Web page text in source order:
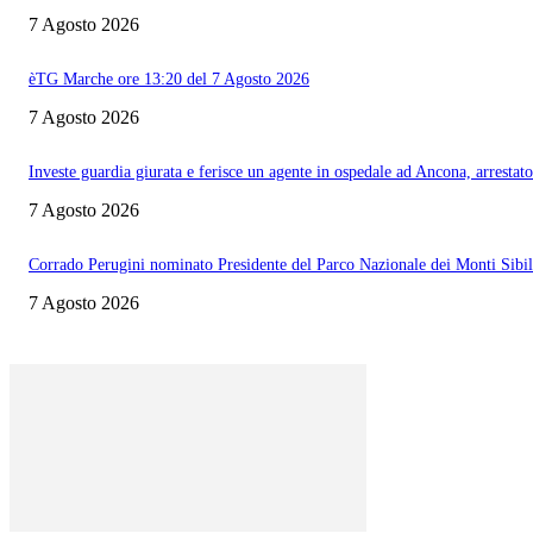
7 Agosto 2026
èTG Marche ore 13:20 del 7 Agosto 2026
7 Agosto 2026
Investe guardia giurata e ferisce un agente in ospedale ad Ancona, arrestato
7 Agosto 2026
Corrado Perugini nominato Presidente del Parco Nazionale dei Monti
7 Agosto 2026